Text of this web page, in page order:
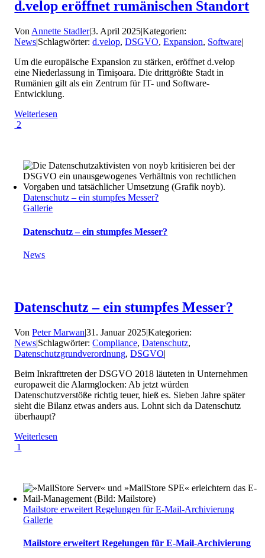
d.velop eröffnet rumänischen Standort
Von Annette Stadler|3. April 2025|Kategorien:
News|Schlagwörter:d.velop,DSGVO,Expansion, Software|
Um die europäische Expansion zu stärken, eröffnet d.velop
eine Niederlassung in Timișoara. Die drittgrößte Stadt in
Rumänien gilt als ein Zentrum für IT- und Software-
Entwicklung.
Weiterlesen
2
Datenschutz – ein stumpfes Messer?
Gallerie
Datenschutz – ein stumpfes Messer?
News
Datenschutz – ein stumpfes Messer?
VonPeter Marwan|31. Januar 2025|Kategorien:
News|Schlagwörter:Compliance,Datenschutz,
Datenschutzgrundverordnung,DSGVO|
Beim Inkrafttreten der DSGVO 2018 läuteten in Unternehmen
europaweit die Alarmglocken: Ab jetzt würden
Datenschutzverstöße richtig teuer, hieß es. Sieben Jahre später
sieht die Bilanz etwas anders aus. Lohnt sich da Datenschutz
überhaupt?
Weiterlesen
1
Mailstore erweitert Regelungen für E-Mail-Archivierung
Gallerie
Mailstore erweitert Regelungen für E-Mail-Archivierung